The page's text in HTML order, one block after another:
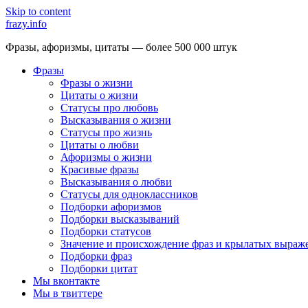
Skip to content
frazy.info
Фразы, афоризмы, цитаты — более 500 000 штук
Фразы
Фразы о жизни
Цитаты о жизни
Статусы про любовь
Высказывания о жизни
Статусы про жизнь
Цитаты о любви
Афоризмы о жизни
Красивые фразы
Высказывания о любви
Статусы для одноклассников
Подборки афоризмов
Подборки высказываний
Подборки статусов
Значение и происхождение фраз и крылатых
Подборки фраз
Подборки цитат
Мы вконтакте
Мы в твиттере